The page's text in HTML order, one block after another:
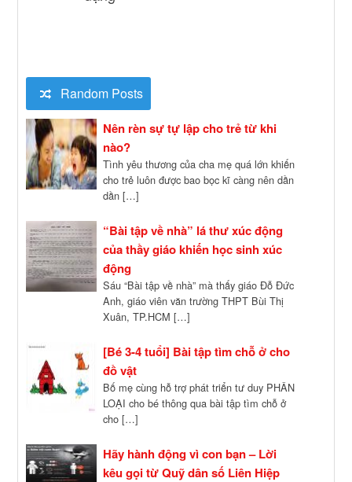
Random Posts
Nên rèn sự tự lập cho trẻ từ khi
nào?
Tình yêu thương của cha mẹ quá lớn khiến
cho trẻ luôn được bao bọc kĩ càng nên dần
dần […]
“Bài tập về nhà” lá thư xúc động
của thầy giáo khiến học sinh xúc
động
Sáu “Bài tập về nhà” mà thấy giáo Đỗ Đức
Anh, giáo viên văn trường THPT Bùi Thị
Xuân, TP.HCM […]
[Bé 3-4 tuổi] Bài tập tìm chỗ ở cho
đồ vật
Bố mẹ cùng hỗ trợ phát triển tư duy PHÂN
LOẠI cho bé thông qua bài tập tìm chỗ ở
cho […]
Hãy hành động vì con bạn – Lời
kêu gọi từ Quỹ dân số Liên Hiệp